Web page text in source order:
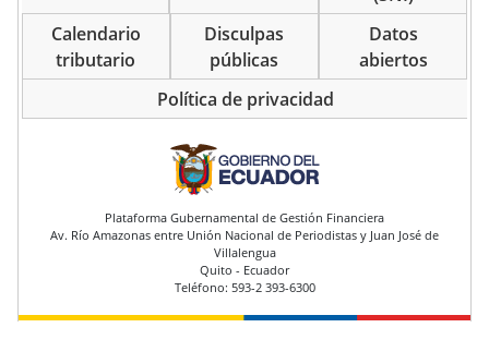
Calendario
tributario
Disculpas
públicas
Datos
abiertos
Política de privacidad
pie de página
Plataforma Gubernamental de Gestión Financiera
Av. Río Amazonas entre Unión Nacional de Periodistas y Juan José de
Villalengua
Quito - Ecuador
Teléfono: 593-2 393-6300